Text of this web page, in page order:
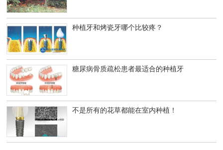
种植牙和烤瓷牙哪个比较疼？
糖尿病骨质疏松患者最适合的种植牙
不是所有的花草都能在室内种植！